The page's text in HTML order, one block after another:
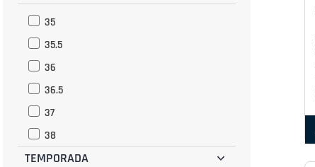
35
35.5
36
36.5
37
38
39
TEMPORADA